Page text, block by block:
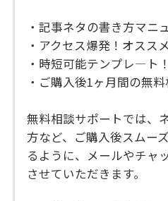
・記事ネタの書き方マニ
・アクセス爆発！オスス
・時短可能テンプレ―ト！
・ご購入後1ヶ月間の無
無料相談サポートでは、
方など、ご購入後スムー
るように、メールやチャ
させていただきます。